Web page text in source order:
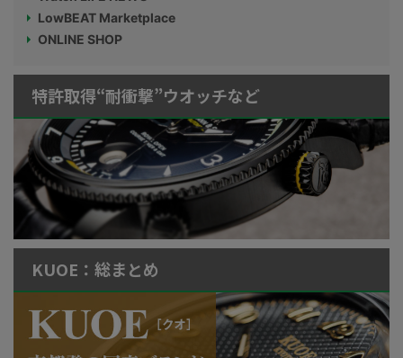
LowBEAT Marketplace
ONLINE SHOP
特許取得“耐衝撃”ウオッチなど
KUOE：総まとめ